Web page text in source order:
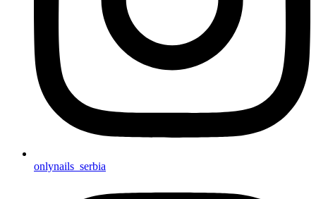
onlynails_serbia